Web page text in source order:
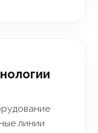
линии